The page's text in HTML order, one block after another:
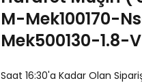
M-Mek100170-
Mek500130-1.8-
Saat 16:30'a Kadar Olan